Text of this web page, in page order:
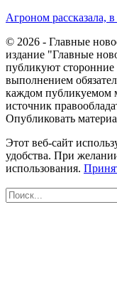
Агроном рассказала,
© 2026 - Главные
издание "Главные
публикуют
выполнением
каждом публикуемом
источник
Опубликовать
Этот веб-сайт
удобства. При
использования.